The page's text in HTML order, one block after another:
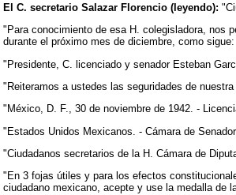
El C. secretario Salazar Florencio (leyendo):
"Para conocimiento de esa H. colegisladora, nos
durante el próximo mes de diciembre, como sigue:
"Presidente, C. licenciado y senador Esteban
"Reiteramos a ustedes las seguridades de
"México, D. F., 30 de noviembre de 1942. -
"Estados Unidos Mexicanos. - Cámara de
"Ciudadanos secretarios de la H. Cámara de
"En 3 fojas útiles y para los efectos
ciudadano mexicano, acepte y use la medalla de